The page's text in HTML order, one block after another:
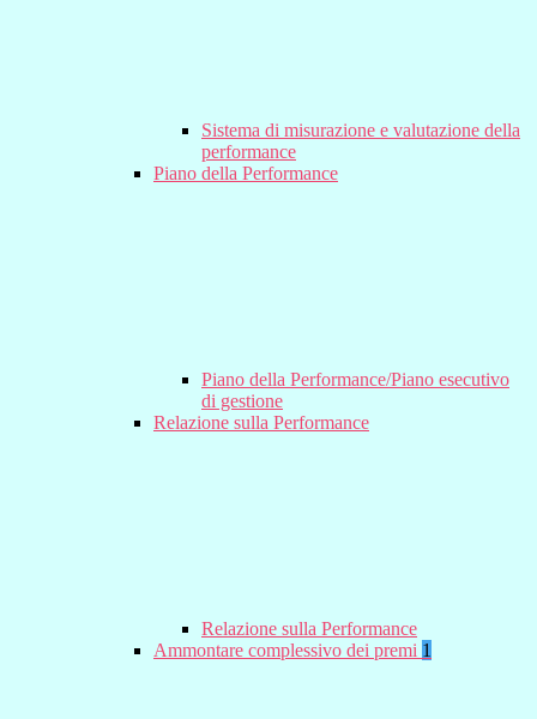
Sistema di misurazione e valutazione della
performance
Piano della Performance
Piano della Performance/Piano esecutivo
di gestione
Relazione sulla Performance
Relazione sulla Performance
Ammontare complessivo dei premi 1